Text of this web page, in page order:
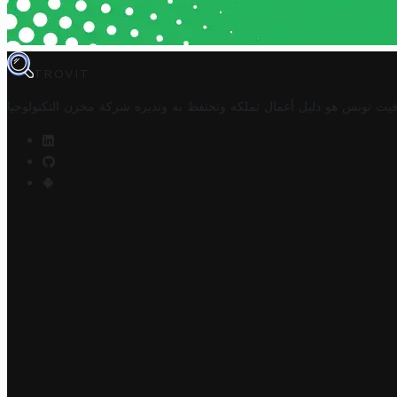
TROVIT
تونس هو دليل أعمال تملكه وتحتفظ به وتديره شركة مخزن التكنولوجيا